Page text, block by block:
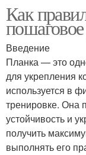
Как
Введение
Планка — это
для укрепления
используется в
тренировке. Она
устойчивость и
получить
выполнять его